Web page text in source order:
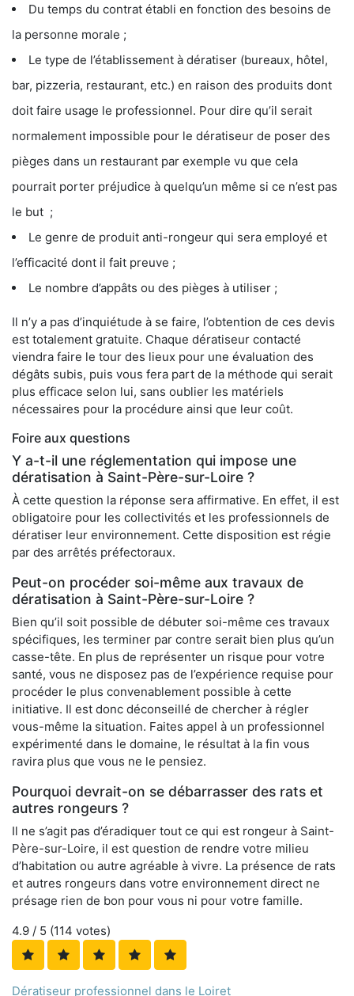
Du temps du contrat établi en fonction des besoins de
la personne morale ;
Le type de l’établissement à dératiser (bureaux, hôtel,
bar, pizzeria, restaurant, etc.) en raison des produits dont
doit faire usage le professionnel. Pour dire qu’il serait
normalement impossible pour le dératiseur de poser des
pièges dans un restaurant par exemple vu que cela
pourrait porter préjudice à quelqu’un même si ce n’est pas
le but ;
Le genre de produit anti-rongeur qui sera employé et
l’efficacité dont il fait preuve ;
Le nombre d’appâts ou des pièges à utiliser ;
Il n’y a pas d’inquiétude à se faire, l’obtention de ces devis
est totalement gratuite. Chaque dératiseur contacté
viendra faire le tour des lieux pour une évaluation des
dégâts subis, puis vous fera part de la méthode qui serait
plus efficace selon lui, sans oublier les matériels
nécessaires pour la procédure ainsi que leur coût.
Foire aux questions
Y a-t-il une réglementation qui impose une
dératisation à Saint-Père-sur-Loire ?
À cette question la réponse sera affirmative. En effet, il est
obligatoire pour les collectivités et les professionnels de
dératiser leur environnement. Cette disposition est régie
par des arrêtés préfectoraux.
Peut-on procéder soi-même aux travaux de
dératisation à Saint-Père-sur-Loire ?
Bien qu’il soit possible de débuter soi-même ces travaux
spécifiques, les terminer par contre serait bien plus qu’un
casse-tête. En plus de représenter un risque pour votre
santé, vous ne disposez pas de l’expérience requise pour
procéder le plus convenablement possible à cette
initiative. Il est donc déconseillé de chercher à régler
vous-même la situation. Faites appel à un professionnel
expérimenté dans le domaine, le résultat à la fin vous
ravira plus que vous ne le pensiez.
Pourquoi devrait-on se débarrasser des rats et
autres rongeurs ?
Il ne s’agit pas d’éradiquer tout ce qui est rongeur à Saint-
Père-sur-Loire, il est question de rendre votre milieu
d’habitation ou autre agréable à vivre. La présence de rats
et autres rongeurs dans votre environnement direct ne
présage rien de bon pour vous ni pour votre famille.
4.9 / 5 (114 votes)
Dératiseur professionnel dans le Loiret